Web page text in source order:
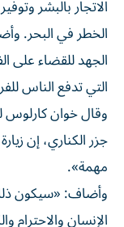
الاتجار بالبشر
الخطر في البحر.
الجهد للقضاء على
التي تدفع الناس
وقال خوان كارلوس
جزر الكناري، إن
مهمة».
وأضاف: «سيكون
الإنسان